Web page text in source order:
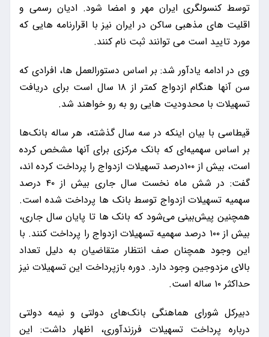
توسط کنسولگری ایران مهر و امضا شود. ادیان رسمی و
اقلیت های مذهبی ساکن در ایران نیز با اقرارنامه هایی که
مورد تایید است می توانند ثبت نام کنند.
وی در ادامه یادآور شد: بر اساس دستورالعمل ها، افرادی که
سن آنها هنگام ازدواج کمتر از ۱۸ سال است برای دریافت
تسهیلات با محدودیت هایی رو به رو خواهند شد.
قیطاسی با بیان اینکه در سه سال گذشته، هر ساله بانک‌ها
بر اساس سهمیه‌ای که بانک مرکزی برای آنها مشخص کرده
است، بیش از ۱۰۰درصد تسهیلات ازدواج را پرداخت کرده اند،
گفت: در شش ماه نخست سال جاری بیش از ۴۰ درصد
سهمیه تسهیلات ازدواج توسط بانک ها پرداخت شده است.
همچنین پیش‌بینی می‌شود که بانک ها تا پایان سال جاری،
بیش از ۱۰۰ درصد سهمیه تسهیلات ازدواج را پرداخت کنند. با
این وجود همچنان صف انتظار متقاضیان به دلیل تعداد
بالای مزدوجین وجود دارد. دوره بازپرداخت این تسهیلات نیز
حداکثر ۱۰ ساله است.
دبیرکل شورای هماهنگی بانک‌های دولتی و نیمه دولتی
درباره پرداخت تسهیلات فرزندآوری، اظهار داشت: این